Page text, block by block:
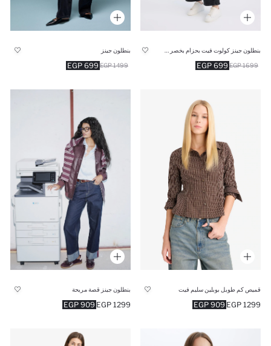
699 EGP 1699 EGP
بنطلون جينز
699 EGP 1499 EGP
قميص كم طويل بوبلين سليم فيت
909 EGP 1299 EGP
بنطلون جينز قصة مريحة
909 EGP 1299 EGP